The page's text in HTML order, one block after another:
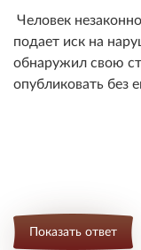
Человек
подает иск на
обнаружил свою
опубликовать без
Показать ответ